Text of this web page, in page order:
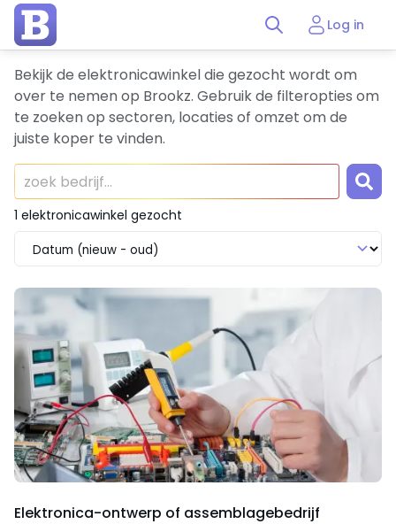
Log in
Bekijk de elektronicawinkel die gezocht wordt om
over te nemen op Brookz. Gebruik de filteropties om
te zoeken op sectoren, locaties of omzet om de
juiste koper te vinden.
1 elektronicawinkel gezocht
Elektronica-ontwerp of assemblagebedrijf